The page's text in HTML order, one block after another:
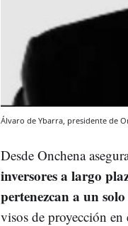
Álvaro de Ybarra, presidente de
Desde Onchena
inversores a largo
pertenezcan a un
visos de proyección